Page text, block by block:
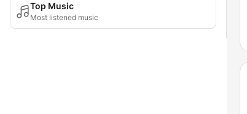
Top Music
Most listened music